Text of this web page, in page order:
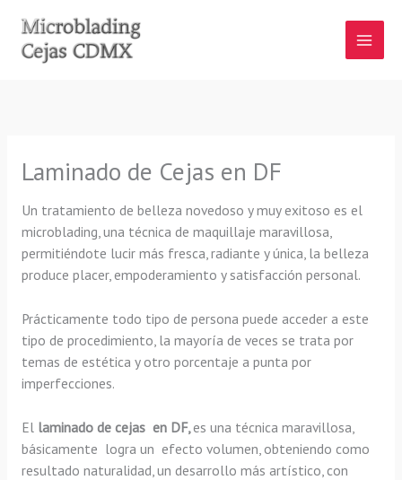
contenido
Laminado de Cejas en DF
Un tratamiento de belleza novedoso y muy exitoso es el
microblading, una técnica de maquillaje maravillosa,
permitiéndote lucir más fresca, radiante y única, la belleza
produce placer, empoderamiento y satisfacción personal.
Prácticamente todo tipo de persona puede acceder a este
tipo de procedimiento, la mayoría de veces se trata por
temas de estética y otro porcentaje a punta por
imperfecciones.
El laminado de cejas en DF, es una técnica maravillosa,
básicamente logra un efecto volumen, obteniendo como
resultado naturalidad, un desarrollo más artístico, con